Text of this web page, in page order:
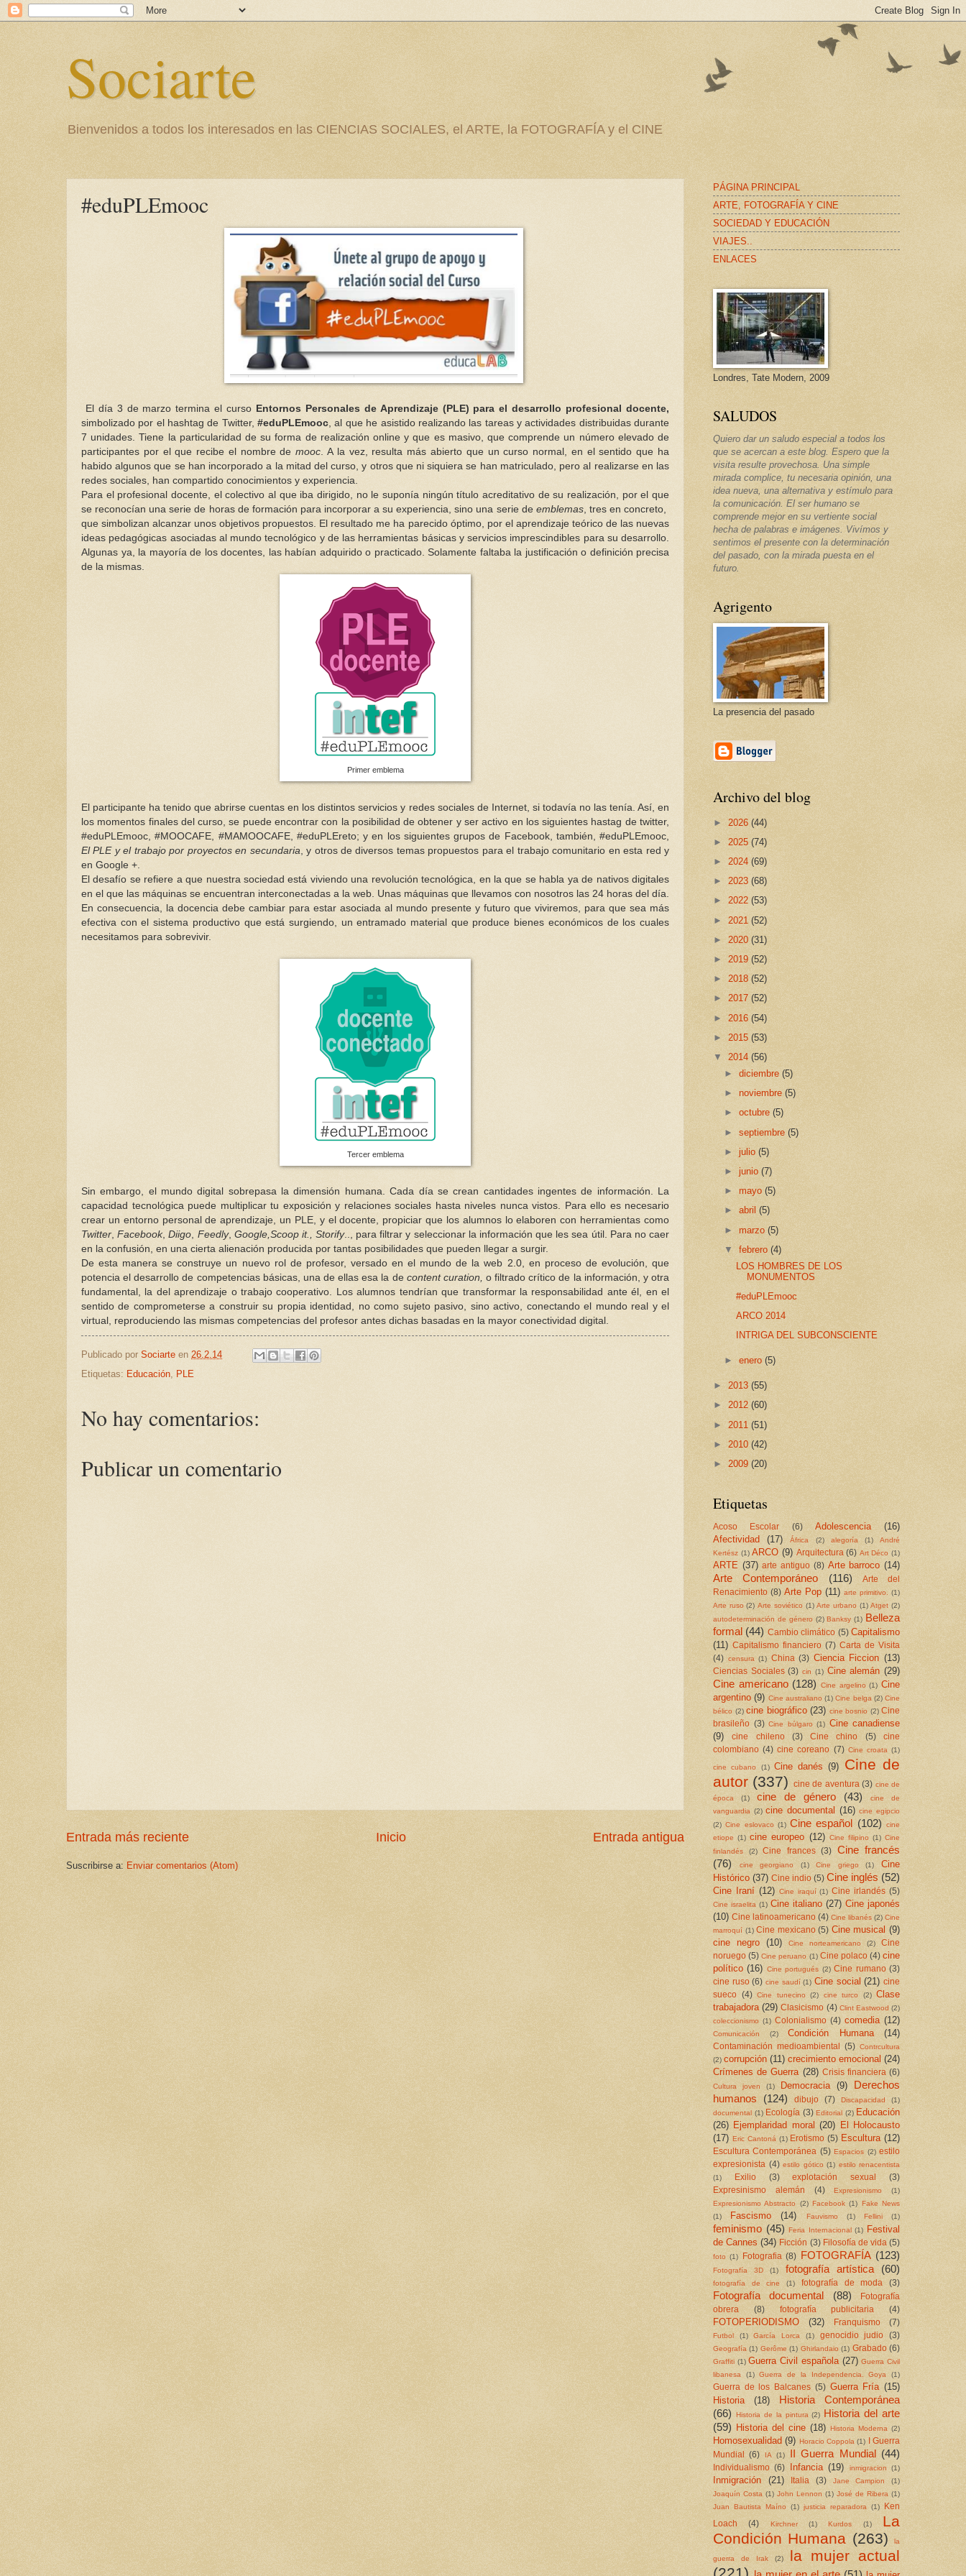
Sociarte
Bienvenidos a todos los interesados en las CIENCIAS SOCIALES, el ARTE, la FOTOGRAFÍA y el CINE
#eduPLEmooc
El día 3 de marzo termina el curso Entornos Personales de Aprendizaje (PLE) para el desarrollo profesional docente,
simbolizado por el hashtag de Twitter,#eduPLEmooc , al que he asistido realizando las tareas y actividades distribuidas durante
7 unidades. Tiene la particularidad de su forma de realización online y que es masivo, que comprende un número elevado de
participantes por el que recibe el nombre demooc . A la vez, resulta más abierto que un curso normal, en el sentido que ha
habido algunos que se han incorporado a la mitad del curso, y otros que ni siquiera se han matriculado, pero al realizarse en las
redes sociales, han compartido conocimientos y experiencia.
Para el profesional docente, el colectivo al que iba dirigido, no le suponía ningún título acreditativo de su realización, por el que
se reconocían una serie de horas de formación para incorporar a su experiencia, sino una serie de emblemas, tres en concreto,
que simbolizan alcanzar unos objetivos propuestos. El resultado me ha parecido óptimo, por el aprendizaje teórico de las nuevas
ideas pedagógicas asociadas al mundo tecnológico y de las herramientas básicas y servicios imprescindibles para su desarrollo.
Algunas ya, la mayoría de los docentes, las habían adquirido o practicado. Solamente faltaba la justificación o definición precisa
de la mismas.
Primer emblema
El participante ha tenido que abrirse cuentas en los distintos servicios y redes sociales de Internet, si todavía no las tenía. Así, en
los momentos finales del curso, se puede encontrar con la posibilidad de obtener y ser activo en los siguientes hastag de twitter,
#eduPLEmooc, #MOOCAFE, #MAMOOCAFE, #eduPLEreto; y en los siguientes grupos de Facebook, también, #eduPLEmooc,
El PLE y el trabajo por proyectos en secundaria , y otros de diversos temas propuestos para el trabajo comunitario en esta red y
en Google +.
El desafío se refiere a que nuestra sociedad está viviendo una revolución tecnológica, en la que se habla ya de nativos digitales
en el que las máquinas se encuentran interconectadas a la web. Unas máquinas que llevamos con nosotros las 24 horas del día.
En consecuencia, la docencia debe cambiar para estar asociada al mundo presente y futuro que viviremos, para que sea más
efectiva con el sistema productivo que está surgiendo, un entramado material que produce bienes económicos de los cuales
necesitamos para sobrevivir.
Tercer emblema
Sin embargo, el mundo digital sobrepasa la dimensión humana. Cada día se crean cantidades ingentes de información. La
capacidad tecnológica puede multiplicar tu exposición y relaciones sociales hasta niveles nunca vistos. Para ello es necesario
crear un entorno personal de aprendizaje, un PLE, y el docente, propiciar que los alumnos lo elaboren con herramientas como
Twitter,Facebook,Diigo, Feedly, Google,Scoop it., Storify.., para filtrar y seleccionar la información que les sea útil. Para no caer
en la confusión, en una cierta alienación producida por tantas posibilidades que pueden llegar a surgir.
De esta manera se construye un nuevo rol de profesor, versado en el mundo de la web 2.0, en proceso de evolución, que
potencia el desarrollo de competencias básicas, una de ellas esa la de content curation, o filtrado crítico de la información, y otra
fundamental, la del aprendizaje o trabajo cooperativo. Los alumnos tendrían que transformar la responsabilidad ante él, en el
sentido de comprometerse a construir su propia identidad, no como sujeto pasivo, sino activo, conectando el mundo real y el
virtual, reproduciendo las mismas competencias del profesor antes dichas basadas en la mayor conectividad digital.
Publicado por Sociarte en 26.2.14
Etiquetas: Educación PLE
No hay comentarios:
Publicar un comentario
Entrada más reciente Entrada antigua
Inicio
Suscribirse a: Enviar comentarios (Atom)
PÁGINA PRINCIPAL
ARTE, FOTOGRAFÍA Y CINE
SOCIEDAD Y EDUCACIÓN
VIAJES..
ENLACES
Londres, Tate Modern, 2009
SALUDOS
Quiero dar un saludo especial a todos los
que se acercan a este blog. Espero que la
visita resulte provechosa. Una simple
mirada complice, tu necesaria opinión, una
idea nueva, una alternativa y estímulo para
la comunicación. El ser humano se
comprende mejor en su vertiente social
hecha de palabras e imágenes. Vivímos y
sentimos el presente con la determinación
del pasado, con la mirada puesta en el
futuro.
Agrigento
La presencia del pasado
Archivo del blog
► 2026 (44)
► 2025 (74)
► 2024 (69)
► 2023 (68)
► 2022 (53)
► 2021 (52)
► 2020 (31)
► 2019 (52)
► 2018 (52)
► 2017 (52)
► 2016 (54)
► 2015 (53)
▼ 2014 (56)
►diciembre(5)
►noviembre(5)
►octubre(5)
►septiembre(5)
►julio(5)
►junio(7)
►mayo(5)
►abril(5)
►marzo(5)
▼febrero(4)
LOS HOMBRES DE LOS
MONUMENTOS
#eduPLEmooc
ARCO 2014
INTRIGA DEL SUBCONSCIENTE
►enero(5)
► 2013 (55)
► 2012 (60)
► 2011 (51)
► 2010 (42)
► 2009 (20)
Etiquetas
Acoso Escolar (6) Adolescencia
(16)
Afectividad
(17) África (2) alegoría (1)
André
Kertész (1) ARCO (9) Arquitectura (6) Art Déco (1)
ARTE (37) arte antiguo (8) Arte barroco (14)
Arte Contemporáneo (116)
Arte del
Renacimiento (8) Arte Pop (11) arte primitivo. (1)
Arte ruso (2) Arte soviético (1) Arte urbano (1) Atget (2)
autodeterminación de género (2) Banksy (1) Belleza
formal (44) Cambio climático (5) Capitalismo
(11) Capitalismo financiero (7) Carta de Visita
(4) censura (1) China (3) Ciencia Ficcion (13)
Ciencias Sociales (3) cin (1) Cine alemán (29)
Cine americano (128) Cine argelino (1) Cine
argentino (9) Cine australiano (1) Cine belga (2) Cine
bélico (2) cine biográfico (23) cine bosnio (2) Cine
brasileño (3) Cine búlgaro (1) Cine canadiense
(9)
cine chileno (3) Cine chino (5)
cine
colombiano (4) cine coreano (7) Cine croata (1)
cine cubano (1) Cine danés (9) Cine de
autor (337) cine de aventura (3) cine de
época
(1) cine de género (43)
cine de
vanguardia (2) cine documental (16) cine egipcio
(2) Cine eslovaco (1) Cine español (102)
cine
etiope (1) cine europeo (12) Cine filipino (1) Cine
finlandés
(2) Cine frances (3)
Cine francés
(76)
cine georgiano (1) Cine griego (1)
Cine
Histórico (37) Cine indio (5) Cine inglés (52)
Cine Iraní (12) Cine iraquí (1) Cine irlandés (5)
Cine israelita (1) Cine italiano (27) Cine japonés
(10) Cine latinoamericano (4) Cine libanés (2) Cine
marroquí (1) Cine mexicano (5) Cine musical (9)
cine negro (10) Cine norteamericano (2)
Cine
noruego (5) Cine peruano (1) Cine polaco (4) cine
político (16) Cine portugués (2) Cine rumano (3)
cine ruso (6) cine saudí (1) Cine social (21) cine
sueco
(4) Cine tunecino (2) cine turco (2) Clase
trabajadora (29) Clasicismo (4) Clint Eastwood (2)
coleccionismo (1) Colonialismo (4) comedia (12)
Comunicación (2) Condición Humana (14)
Contaminación medioambiental (5) Contrcultura
(2) corrupción (11) crecimiento emocional (24)
Crímenes de Guerra (28) Crisis financiera (6)
Cultura joven (1) Democracia (9)
Derechos
humanos (124) dibujo (7) Discapacidad
(1)
documental (1) Ecología (3) Editorial (2) Educación
(26) Ejemplaridad moral (20) El Holocausto
(17) Eric Cantoná (1) Erotismo (5) Escultura (12)
Escultura Contemporánea (5) Espacios (2) estilo
expresionista (4) estilo gótico (1) estilo renacentista
(1)
Exilio (3) explotación sexual
(3)
Expresinismo alemán
(4) Expresionismo
(1)
Expresionismo Abstracto (2) Facebook (1)
Fake News
(1)
Fascismo (14) Fauvismo (1) Fellini (1)
feminismo (45) Feria Internacional (1)
Festival
de Cannes (34) Ficción (3) Filosofía de vida (5)
foto (1) Fotografia (8) FOTOGRAFÍA (123)
Fotografía 3D (1) fotografía artística (60)
fotografía de cine (1) fotografía de moda (3)
Fotografía documental (88)
Fotografía
obrera
(8) fotografía publicitaria (4)
FOTOPERIODISMO (32) Franquismo (7)
Futbol (1) García Lorca (1) genocidio judio (3)
Geografía (1) Gerôme (1) Ghirlandaio (1) Grabado (6)
Graffiti (1) Guerra Civil española (27) Guerra Civil
libanesa
(1) Guerra de la Independencia. Goya (1)
Guerra de los Balcanes (5) Guerra Fría (15)
Historia
(18)
Historia Contemporánea
(66)
Historia de la pintura (2) Historia del arte
(59) Historia del cine (18) Historia Moderna (2)
Homosexualidad (9) Horacio Coppola (1)
I Guerra
Mundial
(6) IA (1) II Guerra Mundial (44)
Individualismo (6) Infancia (19) inmigracion (1)
Inmigración (21) Italia (3) Jane Campion
(1)
Joaquín Costa (1) John Lennon (1) José de Ribera (1)
Juan Bautista Maíno
(1) justicia reparadora (1)
Ken
Loach
(4) Kirchner (1) Kurdos (1)
La
Condición Humana (263) la
guerra de Irak (2)
la mujer actual